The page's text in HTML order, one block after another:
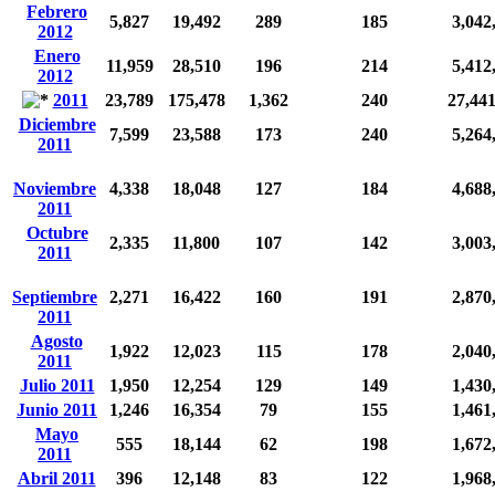
Febrero
2012
5,827 19,492 289 185
Enero
2012
11,959 28,510 196 214
2011
23,789 175,478 1,362 240
Diciembre
2011
7,599 23,588 173 240
Noviembre
2011
4,338 18,048 127 184
Octubre
2011
2,335 11,800 107 142
Septiembre
2011
2,271 16,422 160 191
Agosto
2011
1,922 12,023 115 178
Julio 2011
1,950 12,254 129 149
Junio 2011
1,246 16,354 79 155
Mayo
2011
555 18,144 62 198
Abril 2011
396 12,148 83 122